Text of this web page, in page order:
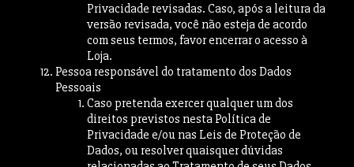
Privacidade revisadas. Caso, após a leitura da
versão revisada, você não esteja de acordo
com seus termos, favor encerrar o acesso à
Loja.
Pessoa responsável do tratamento dos Dados
Pessoais
Caso pretenda exercer qualquer um dos
direitos previstos nesta Política de
Privacidade e/ou nas Leis de Proteção de
Dados, ou resolver quaisquer dúvidas